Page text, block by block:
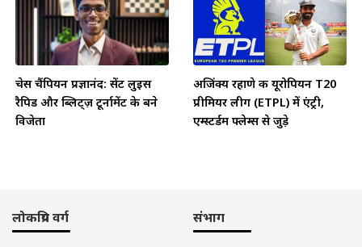
चेस चैंपियन प्रज्ञानंद: सेंट लुइस
रैपिड और ब्लिट्ज़ टूर्नामेंट के बने
विजेता
अजिंक्य रहाणे की यूरोपियन T20
प्रीमियर लीग (ETPL) में एंट्री,
एम्स्टर्डम फ्लेम्स से जुड़े
लोकप्रिय वर्ग संभाग